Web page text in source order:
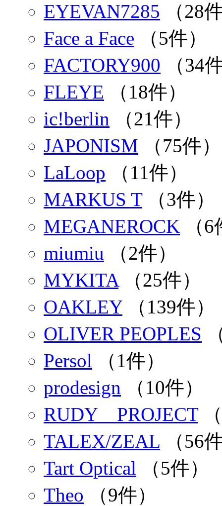
EYEVAN7285 （28
Face a Face （5件）
FACTORY900 （34
FLEYE （18件）
ic!berlin （21件）
JAPONISM （75件）
LaLoop （11件）
MARKUS T（3件）
MEGANEROCK （
miumiu （2件）
MYKITA（25件）
OAKLEY（139件）
OLIVER PEOPLES
Persol （1件）
prodesign （10件）
RUDY PROJECT
TALEX/ZEAL （56
Tart Optical （5件）
Theo （9件）